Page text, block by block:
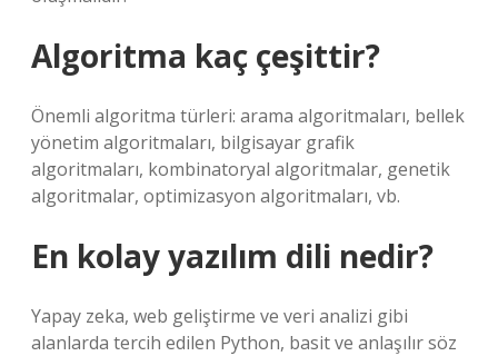
Algoritma kaç çeşittir?
Önemli algoritma türleri: arama algoritmaları, bellek
yönetim algoritmaları, bilgisayar grafik
algoritmaları, kombinatoryal algoritmalar, genetik
algoritmalar, optimizasyon algoritmaları, vb.
En kolay yazılım dili nedir?
Yapay zeka, web geliştirme ve veri analizi gibi
alanlarda tercih edilen Python, basit ve anlaşılır söz